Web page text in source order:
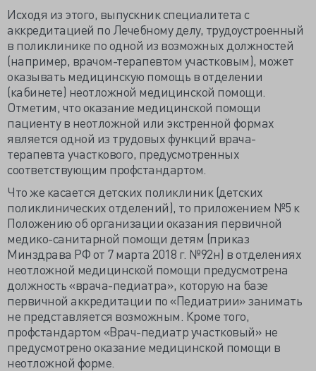
Исходя из этого, выпускник специалитета с
аккредитацией по Лечебному делу, трудоустроенный
в поликлинике по одной из возможных должностей
(например, врачом-терапевтом участковым), может
оказывать медицинскую помощь в отделении
(кабинете) неотложной медицинской помощи.
Отметим, что оказание медицинской помощи
пациенту в неотложной или экстренной формах
является одной из трудовых функций врача-
терапевта участкового, предусмотренных
соответствующим профстандартом.
Что же касается детских поликлиник (детских
поликлинических отделений), то приложением №5 к
Положению об организации оказания первичной
медико-санитарной помощи детям (приказ
Минздрава РФ от 7 марта 2018 г. №92н) в отделениях
неотложной медицинской помощи предусмотрена
должность «врача-педиатра», которую на базе
первичной аккредитации по «Педиатрии» занимать
не представляется возможным. Кроме того,
профстандартом «Врач-педиатр участковый» не
предусмотрено оказание медицинской помощи в
неотложной форме.